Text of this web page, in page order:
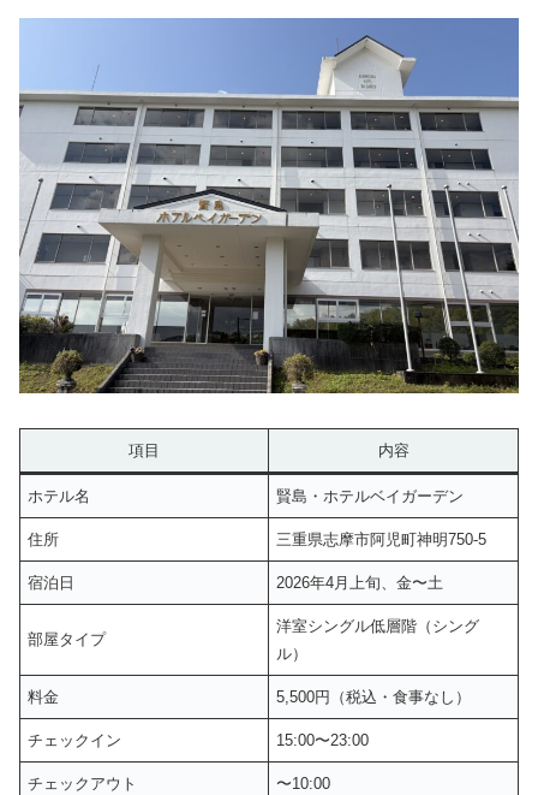
項目 内容
ホテル名 賢島・ホテルベイガーデン
住所 三重県志摩市阿児町神明750-5
宿泊日 2026年4月上旬、金〜土
部屋タイプ
洋室シングル低層階（シング
ル）
料金 5,500円（税込・食事なし）
チェックイン 15:00〜23:00
チェックアウト 〜10:00